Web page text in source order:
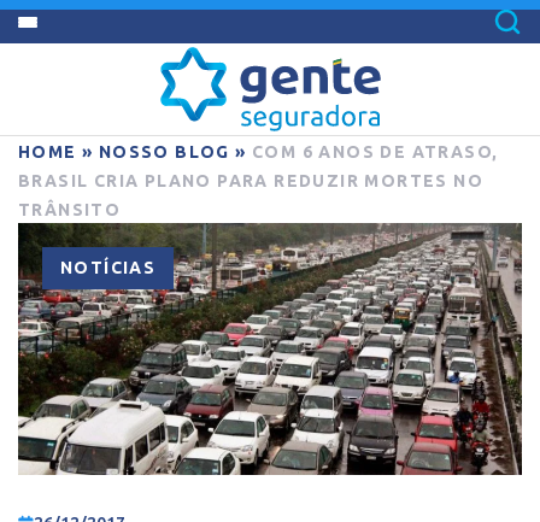
HOME » NOSSO BLOG » COM 6 ANOS DE ATRASO,
BRASIL CRIA PLANO PARA REDUZIR MORTES NO
TRÂNSITO
NOTÍCIAS